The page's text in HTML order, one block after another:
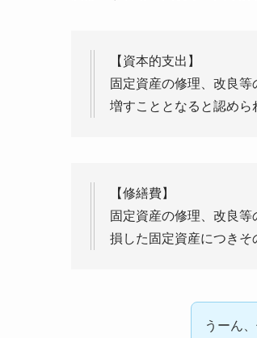
【資本的支出】
固定資産の修理、改良
増すこととなると認め
【修繕費】
固定資産の修理、改良
損した固定資産につき
うーん